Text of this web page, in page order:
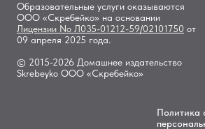
Образовательные услуги оказываются
ООО «Скребейко» на основании
Лицензии No Л035-01212-59/02101750 от
09 апреля 2025 года.
© 2015-2026 Домашнее издательство
Skrebeyko ООО «Скребейко»
Политика